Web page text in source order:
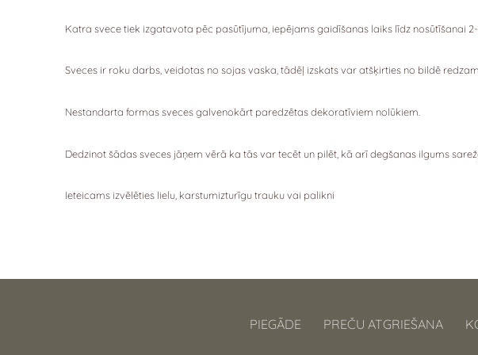
Katra svece tiek izgatavota pēc pasūtījuma, iepējams gaidīšanas laiks līdz nosūtīšanai
Sveces ir roku darbs, veidotas no sojas vaska, tādēļ izskats var atšķirties no bildē
Nestandarta formas sveces galvenokārt paredzētas dekoratīviem nolūkiem.
Dedzinot šādas sveces jāņem vērā ka tās var tecēt un pilēt, kā arī degšanas ilgums
Ieteicams izvēlēties lielu, karstumizturīgu trauku vai palikni
PIEGĀDE PREČU ATGRIEŠANA